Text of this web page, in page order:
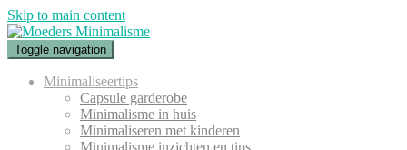
Skip to main content
Toggle navigation
Minimaliseertips
Capsule garderobe
Minimalisme in huis
Minimaliseren met kinderen
Minimalisme inzichten en tips